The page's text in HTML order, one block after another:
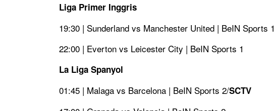
Liga Primer Inggris
19:30 | Sunderland vs Manchester United | BeIN Sports 1
22:00 | Everton vs Leicester City | BeIN Sports 1
La Liga Spanyol
01:45 | Malaga vs Barcelona | BeIN Sports 2/SCTV